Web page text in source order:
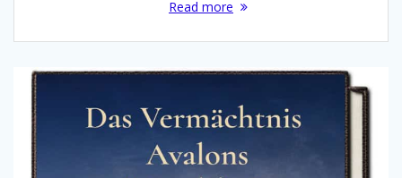
Read more